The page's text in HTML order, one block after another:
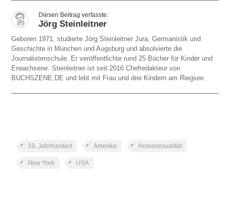
Jörg Steinleitner
Geboren 1971, studierte Jörg Steinleitner Jura, Germanistik und
Geschichte in München und Augsburg und absolvierte die
Journalistenschule. Er veröffentlichte rund 25 Bücher für Kinder und
Erwachsene. Steinleitner ist seit 2016 Chefredakteur von
BUCHSZENE.DE und lebt mit Frau und drei Kindern am Riegsee.
19. Jahrhundert Amerika Homosexualität
New York USA